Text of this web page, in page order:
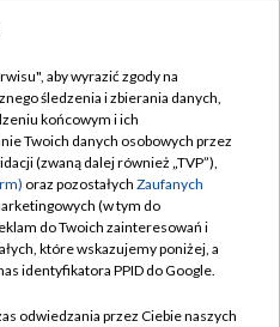
TVP
TVP
prywatności
zgody
aby wyrazić zgody na
śledzenia i zbierania danych,
końcowym i ich
Twoich danych osobowych przez
(zwaną dalej również „TVP”),
oraz pozostałych Zaufanych
(w tym do
do Twoich zainteresowań i
które wskazujemy poniżej, a
identyfikatora PPID do Google.
odwiedzania przez Ciebie naszych